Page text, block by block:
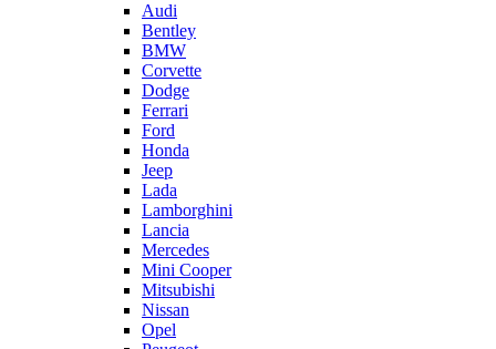
Audi
Bentley
BMW
Corvette
Dodge
Ferrari
Ford
Honda
Jeep
Lada
Lamborghini
Lancia
Mercedes
Mini Cooper
Mitsubishi
Nissan
Opel